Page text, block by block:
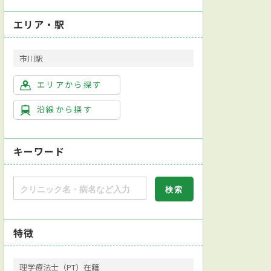
エリア・駅
市川駅
エリアから探す
沿線から探す
キーワード
特徴
理学療法士（PT）在籍